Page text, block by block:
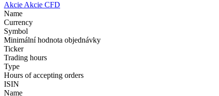
Akcie Akcie CFD
Name
Currency
Symbol
Minimální hodnota objednávky
Ticker
Trading hours
Type
Hours of accepting orders
ISIN
Name